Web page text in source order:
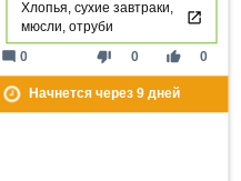
Хлопья, сухие завтраки,
мюсли, отруби
thumb_down 0 thumb_up 0
mode_comment 0
Начнется через 9дней